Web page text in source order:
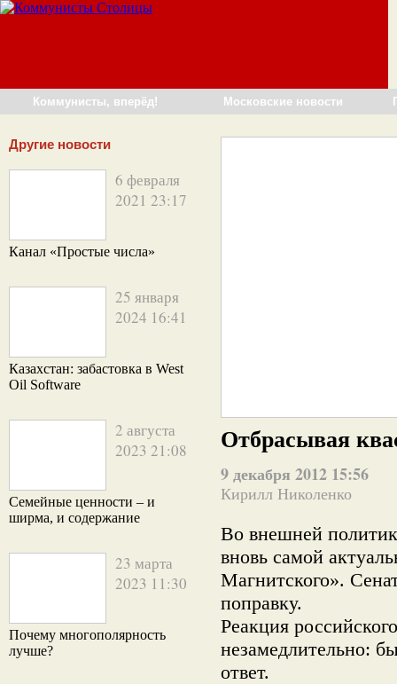
Коммунисты, вперёд! Московские новости
Другие новости
6 февраля
2021 23:17
Канал «Простые числа»
25 января
2024 16:41
Казахстан: забастовка в West
Oil Software
2 августа
2023 21:08
Семейные ценности – и
ширма, и содержание
23 марта
2023 11:30
Почему многополярность
лучше?
Отбрасывая
9 декабря 2012 15:56
Кирилл Николенко
Во внешней
вновь самой
Магнитского».
поправку.
Реакция
незамедлительно:
ответ.